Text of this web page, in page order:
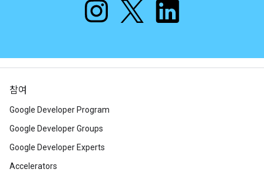
참여
Google Developer Program
Google Developer Groups
Google Developer Experts
Accelerators